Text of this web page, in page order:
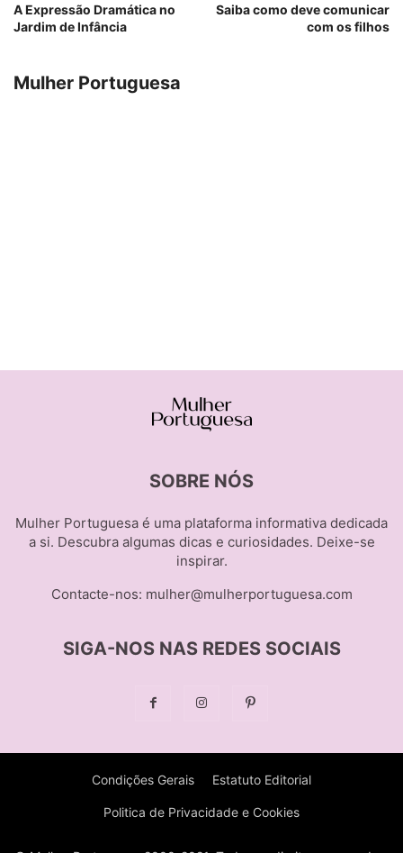
A Expressão Dramática no
Jardim de Infância
Saiba como deve comunicar
com os filhos
Mulher Portuguesa
SOBRE NÓS
Mulher Portuguesa é uma plataforma informativa dedicada
a si. Descubra algumas dicas e curiosidades. Deixe-se
inspirar.
Contacte-nos: mulher@mulherportuguesa.com
SIGA-NOS NAS REDES SOCIAIS
Condições Gerais Estatuto Editorial
Politica de Privacidade e Cookies